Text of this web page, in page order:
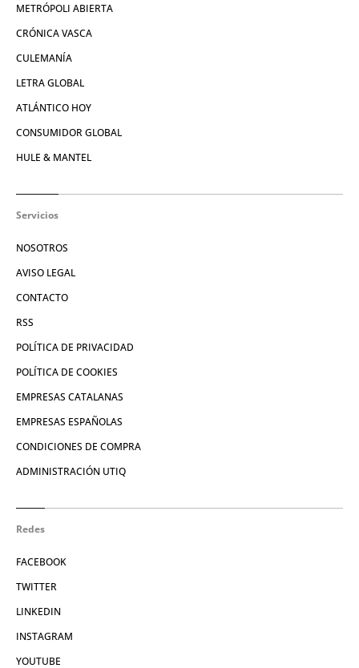
METRÓPOLI ABIERTA
CRÓNICA VASCA
CULEMANÍA
LETRA GLOBAL
ATLÁNTICO HOY
CONSUMIDOR GLOBAL
HULE & MANTEL
Servicios
NOSOTROS
AVISO LEGAL
CONTACTO
RSS
POLÍTICA DE PRIVACIDAD
POLÍTICA DE COOKIES
EMPRESAS CATALANAS
EMPRESAS ESPAÑOLAS
CONDICIONES DE COMPRA
ADMINISTRACIÓN UTIQ
Redes
FACEBOOK
TWITTER
LINKEDIN
INSTAGRAM
YOUTUBE